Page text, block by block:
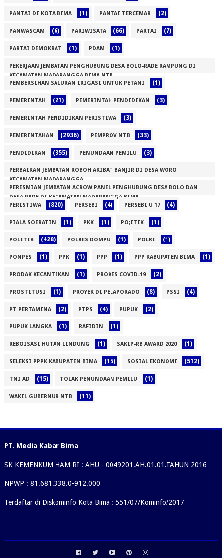
PANTAI DI KOTA BIMA (1) PANTAI TERCEMAR (2)
PANWASCAM (6) PARIWISATA (66) PARTAI (7)
PARTAI DEMOKRAT (1) PDAM (1)
PEKERJAAN JEMBATAN PENGHUBUNG DESA BOLO-RADE RAMPUNG DI
KECAMATAN MADAPANGGA BIMA NTB
(1)PEMBERSIHAN SALURAN IRIGASI UNTUK PETANI (1)
PEMERINTAH (21) PEMERINTAH PENDIDIKAN (3)
PEMERINTAH PENDIDIKAN PERISTIWA (3)
PEMERINTAHAN (2936) PEMPROV NTB (33)
PENDIDIKAN (355) PENUNDAAN PEMILU (3)
PERBAIKAN JEMBATAN ROBOH AKIBAT BANJIR DI DESA WORO
KECAMATAN MADAPANGGA
(1)PERESMIAN JEMBATAN ACROW PANEL PENGHUBUNG DESA BOLO DAN
DESA RADE DI KECAMATAN MADAPANGGA BIMA
(1)PERISTIWA (820) PERSEBI (4) PERSEBI U 17 (4)
PIALA SOERATIN (1) PKK (1) PO;ITIK (1)
POLITIK (428) POLRES DOMPU (1) POLRI (1)
PONPES (1) PPK (1) PPP (1) PPP KABUPATEN BIMA (1)
PRODAK KECANTIKAN (1) PROKES COVID-19 (2)
PROSTITUSI (1) PROYEK DI PELAPORADO (8) PSSI (4)
PT PERTAMINA (2) PTPS (4) PUPUK (2)
PUPUK LANGKA (1) RAFIDIN (1)
REBOISASI HUTAN LINDUNG (1) SAKIP-RB AWARD 2020 (1)
SELEKSI PPPK KABUPATEN BIMA (15) SOSIAL EKONOMI (512)
TNI AD (15) TOLAK PENUNDAAN PEMILU (1)
WAKIL GUBERNUR NTB (11)
PT. Media Kabar Bima
SK KEMENKUM HAM RI : AHU - 0049201.AH.01.01.TAHUN 2016
NPWP : 81.681.338.0-912.000
Terdaftar di Diskominfo Kota Bima : 551/07/Kominfo/2017